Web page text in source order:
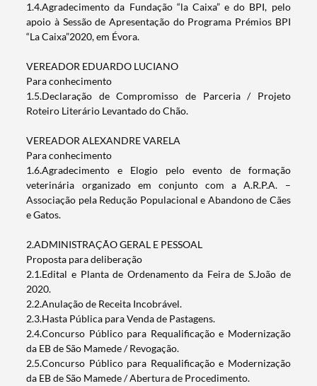
1.4.Agradecimento da Fundação “la Caixa” e do BPI, pelo
apoio à Sessão de Apresentação do Programa Prémios BPI
“La Caixa”2020, em Évora.
VEREADOR EDUARDO LUCIANO
Para conhecimento
1.5.Declaração de Compromisso de Parceria / Projeto
Roteiro Literário Levantado do Chão.
VEREADOR ALEXANDRE VARELA
Para conhecimento
1.6.Agradecimento e Elogio pelo evento de formação
veterinária organizado em conjunto com a A.R.P.A. –
Associação pela Redução Populacional e Abandono de Cães
e Gatos.
2.ADMINISTRAÇÃO GERAL E PESSOAL
Proposta para deliberação
2.1.Edital e Planta de Ordenamento da Feira de S.João de
2020.
2.2.Anulação de Receita Incobrável.
2.3.Hasta Pública para Venda de Pastagens.
2.4.Concurso Público para Requalificação e Modernização
da EB de São Mamede / Revogação.
2.5.Concurso Público para Requalificação e Modernização
da EB de São Mamede / Abertura de Procedimento.